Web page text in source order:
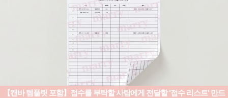
【캔바 템플릿 포함】접수를 부탁할 사람에게 전달할 '접수 리스트' 만드